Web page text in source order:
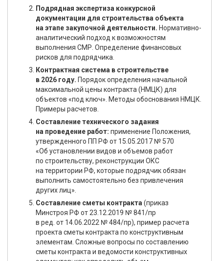
Подрядная экспертиза конкурсной
документации для строительства объекта
на этапе закупочной деятельности. Нормативно-
аналитический подход к возможностям
выполнения СМР. Определение финансовых
рисков для подрядчика.
Контрактная система в строительстве
в 2026 году. Порядок определения начальной
максимальной цены контракта (НМЦК) для
объектов «под ключ». Методы обоснования НМЦК.
Примеры расчетов.
Составление технического задания
на проведение работ: применение Положения,
утвержденного ПП РФ от 15.05.2017 № 570
«Об установлении видов и объемов работ
по строительству, реконструкции ОКС
на территории РФ, которые подрядчик обязан
выполнить самостоятельно без привлечения
других лиц».
Составление сметы контракта (приказ
Минстроя РФ от 23.12.2019 № 841/пр
в ред. от 14.06.2022 № 484/пр), пример расчета
проекта сметы контракта по конструктивным
элементам. Сложные вопросы по составлению
сметы контракта и ведомости конструктивных